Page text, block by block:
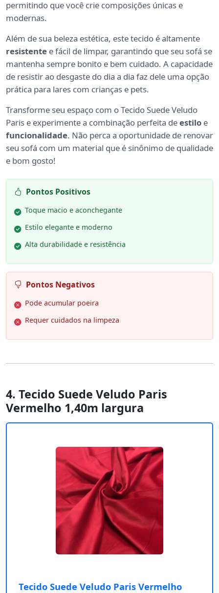
permitindo que você crie composições únicas e
modernas.
Além de sua beleza estética, este tecido é altamente
resistente e fácil de limpar, garantindo que seu sofá se
mantenha sempre bonito e bem cuidado. A capacidade
de resistir ao desgaste do dia a dia faz dele uma opção
prática para lares com crianças e pets.
Transforme seu espaço com o Tecido Suede Veludo
Paris e experimente a combinação perfeita deestilo e
funcionalidade. Não perca a oportunidade de renovar
seu sofá com um material que é sinônimo de qualidade
e bom gosto!
Pontos Positivos
Toque macio e aconchegante
Estilo elegante e moderno
Alta durabilidade e resistência
Pontos Negativos
Pode acumular poeira
Requer cuidados na limpeza
4. Tecido Suede Veludo Paris
Vermelho 1,40m largura
Tecido Suede Veludo Paris Vermelho